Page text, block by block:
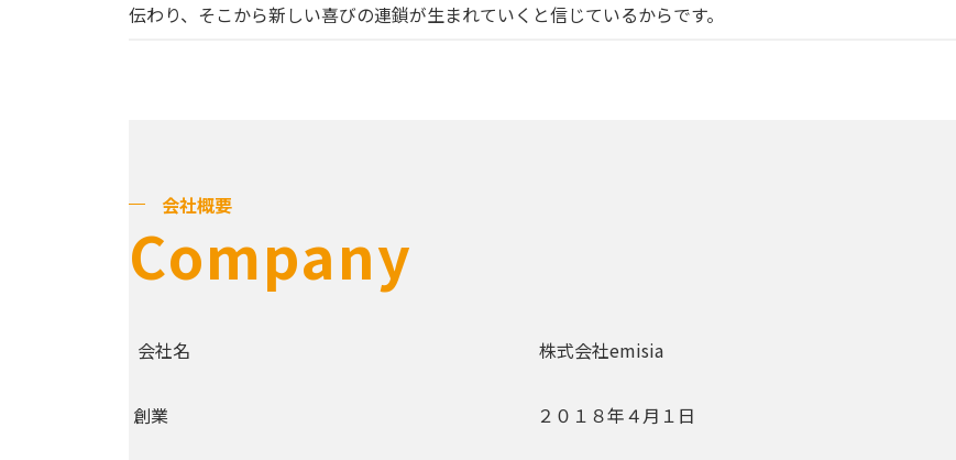
伝わり、そこから新しい喜びの連鎖が生まれていくと信じているからです。
会社概要
Company
会社名 株式会社emisia
創業 ２０１８年４月１日